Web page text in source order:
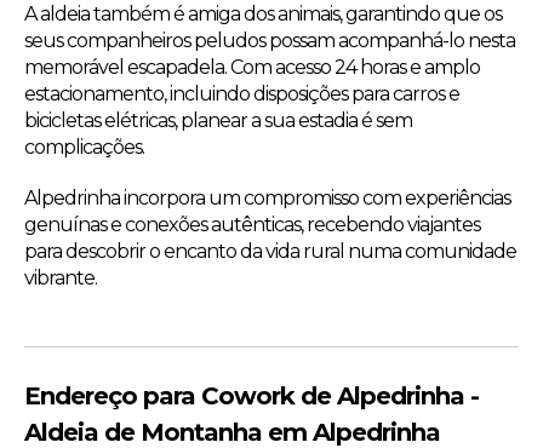
A aldeia também é amiga dos animais, garantindo que os
seus companheiros peludos possam acompanhá-lo nesta
memorável escapadela. Com acesso 24 horas e amplo
estacionamento, incluindo disposições para carros e
bicicletas elétricas, planear a sua estadia é sem
complicações.
Alpedrinha incorpora um compromisso com experiências
genuínas e conexões autênticas, recebendo viajantes
para descobrir o encanto da vida rural numa comunidade
vibrante.
Endereço para Cowork de Alpedrinha -
Aldeia de Montanha em Alpedrinha